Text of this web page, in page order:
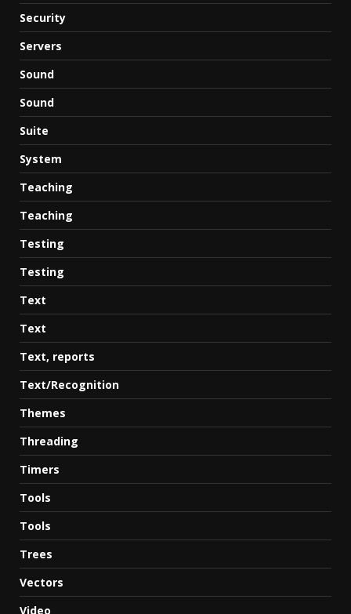
Security
Servers
Sound
Sound
Suite
System
Teaching
Teaching
Testing
Testing
Text
Text
Text, reports
Text/Recognition
Themes
Threading
Timers
Tools
Tools
Trees
Vectors
Video